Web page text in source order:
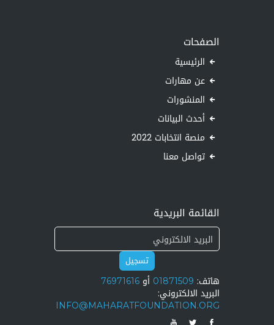
الصفحات
الرئيسية
عن مهارات
المنشورات
أحدث البيانات
منصة انتخابات 2022
تواصل معنا
القائمة البريدية
تسجيل
هاتف: 01871509 أو 76971616
البريد الالكتروني:
INFO@MAHARATFOUNDATION.ORG